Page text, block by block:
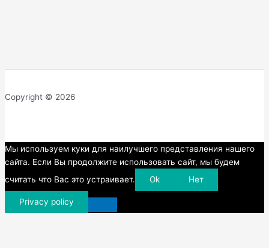
Copyright © 2026
Прокрутка
вверх
Мы используем куки для наилучшего представления нашего
сайта. Если Вы продолжите использовать сайт, мы будем
считать что Вас это устраивает.
Ok Нет
Privacy policy